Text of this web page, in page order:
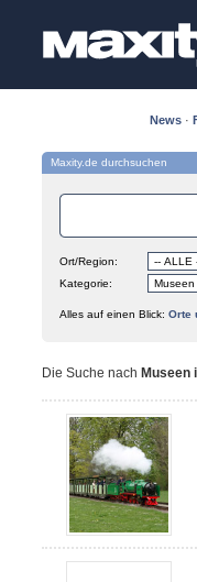
News ·
Maxity.de durchsuchen
Ort/Region:
Kategorie:
Alles auf einen Blick: Orte
Die Suche nach Museen